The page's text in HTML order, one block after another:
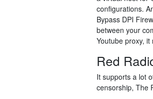
configurations.
Bypass DPI
between your
Youtube proxy,
Red
It supports a lot
censorship, The